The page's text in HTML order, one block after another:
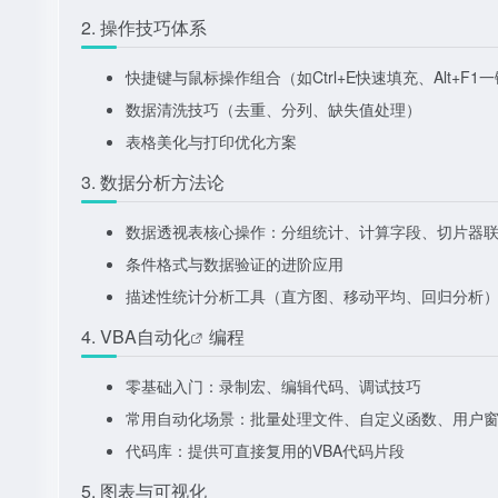
2. 操作技巧体系
快捷键与鼠标操作组合（如Ctrl+E快速填充、Alt+F1一
数据清洗技巧（去重、分列、缺失值处理）
表格美化与打印优化方案
3. 数据分析方法论
数据透视表核心操作：分组统计、计算字段、切片器
条件格式与数据验证的进阶应用
描述性统计分析工具（直方图、移动平均、回归分析）
4. VBA自动化 编程
零基础入门：录制宏、编辑代码、调试技巧
常用自动化场景：批量处理文件、自定义函数、用户
代码库：提供可直接复用的VBA代码片段
5. 图表与可视化